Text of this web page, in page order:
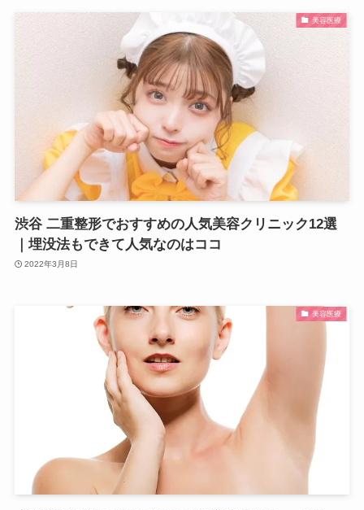
美容医療
渋谷 二重整形でおすすめの人気美容クリニック12選
｜埋没法もできて人気なのはココ
2022年3月8日
美容医療